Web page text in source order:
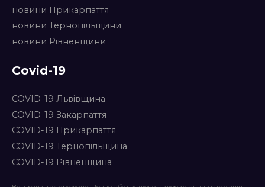
новини Прикарпаття
новини Тернопільщини
новини Рівненщини
Covid-19
COVID-19 Львівщина
COVID-19 Закарпаття
COVID-19 Прикарпаття
COVID-19 Тернопільщина
COVID-19 Рівненщина